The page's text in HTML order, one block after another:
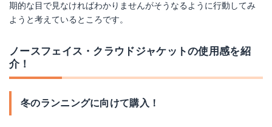
期的な目で見なければわかりませんがそうなるように行動してみ
ようと考えているところです。
ノースフェイス・クラウドジャケットの使用感を紹
介！
冬のランニングに向けて購入！